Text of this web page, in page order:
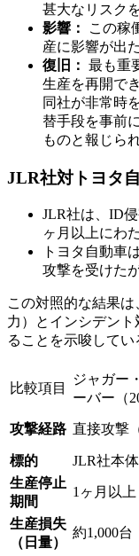
甚大なリスク
影響：
この稼
産に影響が出た
復旧： 最も重
生産を再開で
同社が非常時
替手段を事前
ものと報じら
JLR社対トヨタ
JLR社は、ID
ヶ月以上にわ
トヨタ自動車
攻撃を受けた
この対照的な結果
力）とインシデン
ることを示唆してい
比較項目
ジャガー
ーバー（
攻撃経路 直接攻撃
標的
JLR社本体
生産停止
期間
1ヶ月以上
生産損失
（日量）
約1,000台